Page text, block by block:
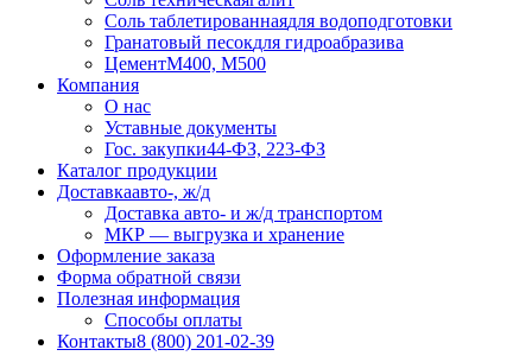
Соль таблетированнаядля водоподготовки
Гранатовый песокдля гидроабразива
ЦементМ400, М500
Компания
О нас
Уставные документы
Гос. закупки44-ФЗ, 223-ФЗ
Каталог продукции
Доставкаавто-, ж/д
Доставка авто- и ж/д транспортом
МКР — выгрузка и хранение
Оформление заказа
Форма обратной связи
Полезная информация
Способы оплаты
Контакты8 (800) 201-02-39